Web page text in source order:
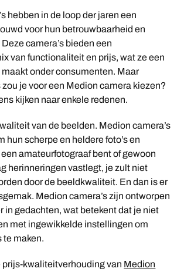
hebben in de loop der jaren een
voor hun betrouwbaarheid en
camera’s bieden een
van functionaliteit en prijs, wat ze een
onder consumenten. Maar
je voor een Medion camera kiezen?
kijken naar enkele redenen.
van de beelden. Medion camera’s
hun scherpe en heldere foto’s en
een amateurfotograaf bent of gewoon
herinneringen vastlegt, je zult niet
door de beeldkwaliteit. En dan is er
Medion camera’s zijn ontworpen
in gedachten, wat betekent dat je niet
met ingewikkelde instellingen om
te maken.
prijs-kwaliteitverhouding van Medion